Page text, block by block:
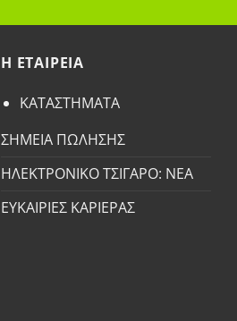
H ETAΙΡΕΙΑ
ΚΑΤΑΣΤΗΜΑΤΑ
ΣΗΜΕΙΑ ΠΩΛΗΣΗΣ
ΗΛΕΚΤΡΟΝΙΚΟ ΤΣΙΓΑΡΟ: ΝΕΑ
ΕΥΚΑΙΡΙΕΣ ΚΑΡΙΕΡΑΣ